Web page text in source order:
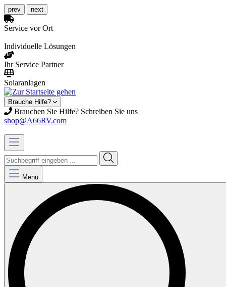
prev next
Service vor Ort
Individuelle Lösungen
Ihr Service Partner
Solaranlagen
Brauche Hilfe?
Brauchen Sie Hilfe? Schreiben Sie uns
shop@A66RV.com
Menü